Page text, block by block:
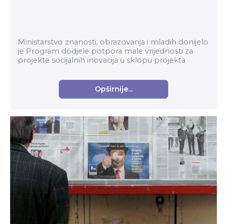
Ministarstvo znanosti, obrazovanja i mladih donijelo
je Program dodjele potpora male vrijednosti za
projekte socijalnih inovacija u sklopu projekta
Opširnije...